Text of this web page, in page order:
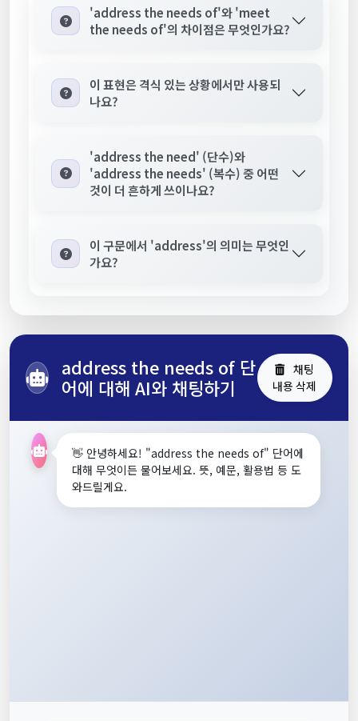
'address the needs of'와 'meet
the needs of'의 차이점은 무엇인가요?
이 표현은 격식 있는 상황에서만 사용되
나요?
'address the need' (단수)와
'address the needs' (복수) 중 어떤
것이 더 흔하게 쓰이나요?
이 구문에서 'address'의 의미는 무엇인
가요?
address the needs of 단
어에 대해 AI와 채팅하기
채팅
내용 삭제
👋 안녕하세요! "address the needs of" 단어에
대해 무엇이든 물어보세요. 뜻, 예문, 활용법 등 도
와드릴게요.